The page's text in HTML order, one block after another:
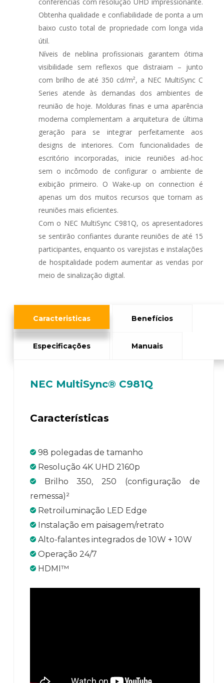
Obtenha qualidade e confiabilidade de ponta a um
baixo custo total de propriedade com longa vida
útil.
Níveis de neblina profissionais garantem ótima
visibilidade sem reflexos que distraiam – junto
com brilho de até 350 cd/m², a NEC MultiSync C
Series atende às demandas dos ambientes de
reunião de hoje. Molduras finas e uma aparência
moderna complementam a arquitetura de última
geração para se integrar perfeitamente aos
designs de interiores. Com funcionalidades de
escritório incorporadas, inicie reuniões ad-hoc
sem o incômodo de configurar o ambiente de
exibição primeiro. O Wake-up on connection é
apenas um dos muitos recursos que tornam as
reuniões mais eficientes.
Com o NEC MultiSync C981Q, os apresentadores
se sentirão confiantes durante reuniões de até 15
participantes, enquanto os varejistas e instalações
de hospitalidade podem aumentar as vendas por
meio de sinalização digital.
Caracteristicas Benefícios
Especificações Manuais
NEC MultiSync® C981Q
Características
98 polegadas de tamanho
Resolução 4K UHD 2160p
Brilho 350, 250 (configuração de
remessa)²
Retroiluminação LED Edge
Instalação em paisagem/retrato
Alto-falantes integrados de 10W + 10W
Operação 24/7
HDMI™